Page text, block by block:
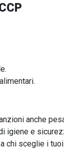
anche
igiene e
chi sceglie i